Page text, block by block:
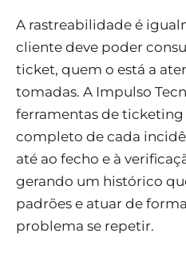
A rastreabilidade é
cliente deve poder
ticket, quem o está a
tomadas. A Impulso
ferramentas de
completo de cada
até ao fecho e à
gerando um histórico
padrões e atuar de
problema se repetir.